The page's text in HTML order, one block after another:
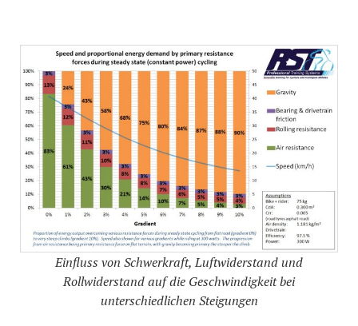
Einfluss von Schwerkraft, Luftwiderstand und
Rollwiderstand auf die Geschwindigkeit bei
unterschiedlichen Steigungen